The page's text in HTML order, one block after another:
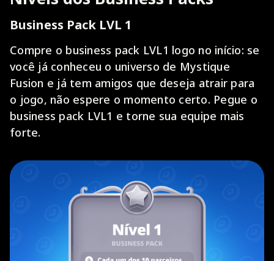
Business Pack LVL 1
Compre o business pack LVL1 logo no início: se
você já conheceu o universo de Mystique
Fusion e já tem amigos que deseja atrair para
o jogo, não espere o momento certo. Pegue o
business pack LVL1 e torne sua equipe mais
forte.